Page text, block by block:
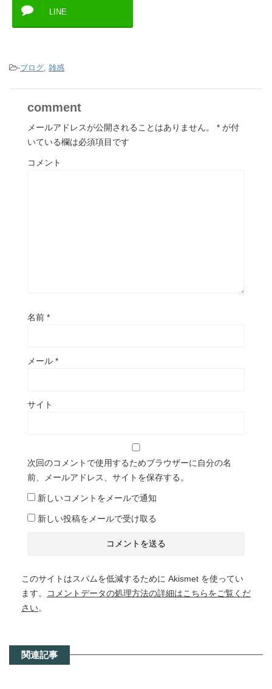
LINE
-ブログ 雑感
comment
メールアドレスが公開されることはありません。 * が付
いている欄は必須項目です
コメント
名前 *
メール *
サイト
次回のコメントで使用するためブラウザーに自分の名
前、メールアドレス、サイトを保存する。
新しいコメントをメールで通知
新しい投稿をメールで受け取る
このサイトはスパムを低減するために Akismet を使ってい
ます。
コメントデータの処理方法の詳細はこちらをご覧くだ
さい。
関連記事